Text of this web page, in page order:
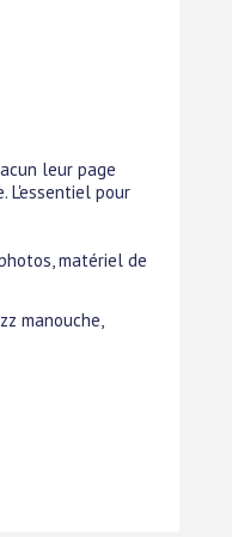
leur page
L'essentiel pour
matériel de
manouche,